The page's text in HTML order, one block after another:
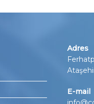
Adres
E-mail